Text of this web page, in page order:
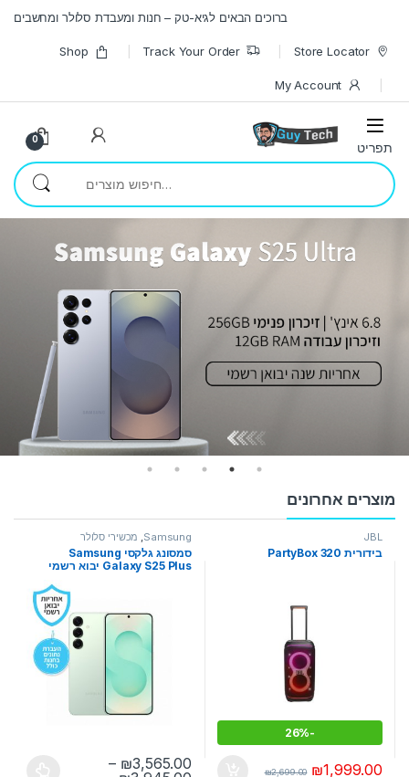
ברוכים הבאים לגיא-טק – חנות ומעבדת סלולר ומחשבים
Store Locator
Track Your Order
Shop
My Account
0
חיפוש עבור:
מוצרים אחרונים
JBL
בידורית PartyBox 320
-
26%
₪1,999.00
₪2,699.00
Samsung מכשירי סלולר
סמסונג גלקסי Samsung
Galaxy S25 Plus יבוא רשמי
₪3,565.00
–